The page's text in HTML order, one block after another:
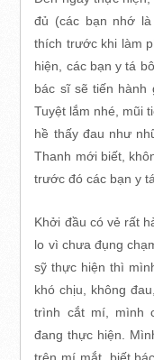
đủ (các bạn nhớ
thích trước khi làm
hiện, các bạn y tá
bác sĩ sẽ tiến hành
Tuyệt lắm nhé, mũi
hề thấy đau như
Thanh mới biết,
trước đó các bạn y
Khởi đầu có vẻ rất
lo vì chưa đụng
sỹ thực hiện thì
khó chịu, không
trình cắt mí, mình
đang thực hiện.
trên mí mắt, biết